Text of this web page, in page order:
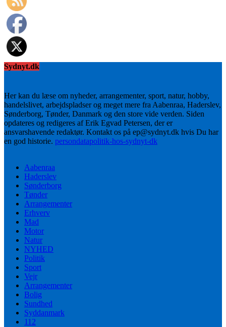
Sydnyt.dk
Her kan du læse om nyheder, arrangementer, sport, natur, hobby,
handelslivet, arbejdspladser og meget mere fra Aabenraa, Haderslev,
Sønderborg, Tønder, Danmark og den store vide verden. Siden
opdateres og redigeres af Erik Egvad Petersen, der er
ansvarshavende redaktør. Kontakt os på ep@sydnyt.dk hvis Du har
en god historie. persondatapolitik-hos-sydnyt-dk
Aabenraa
Haderslev
Sønderborg
Tønder
Arrangementer
Erhverv
Mad
Motor
Natur
NYHED
Politik
Sport
Vejr
Arrangementer
Bolig
Sundhed
Syddanmark
112